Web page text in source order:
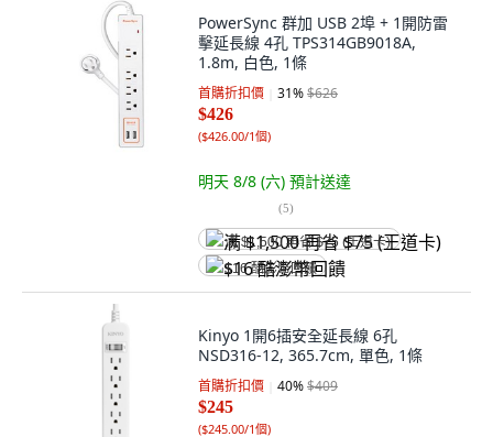
PowerSync 群加 USB 2埠 + 1開防雷
擊延長線 4孔 TPS314GB9018A,
1.8m, 白色, 1條
首購折扣價 31%$626
$426
($426.00/1個)
明天 8/8 (六) 預計送達
(5)
满 $1,500 再省 $75 (王道卡)
$16 酷澎幣回饋
Kinyo 1開6插安全延長線 6孔
NSD316-12, 365.7cm, 單色, 1條
首購折扣價 40%$409
$245
($245.00/1個)